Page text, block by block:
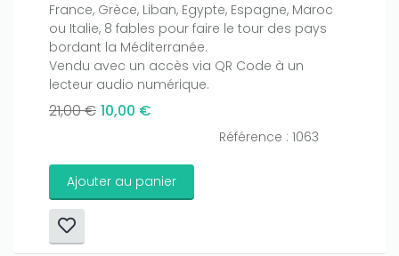
France, Grèce, Liban, Egypte, Espagne, Maroc
ou Italie, 8 fables pour faire le tour des pays
bordant la Méditerranée.
Vendu avec un accès via QR Code à un
lecteur audio numérique.
21,00 € 10,00 €
Référence : 1063
Ajouter au panier